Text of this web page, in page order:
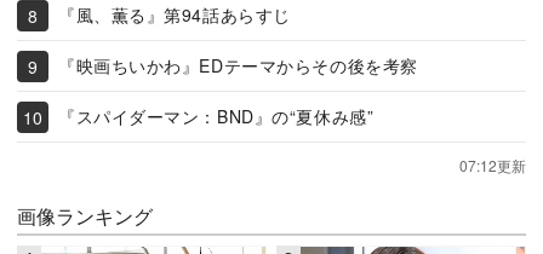
『風、薫る』第94話あらすじ
『映画ちいかわ』EDテーマからその後を考察
『スパイダーマン：BND』の“夏休み感”
07:12更新
画像ランキング